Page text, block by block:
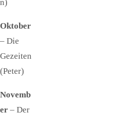
n)
Oktober
– Die
Gezeiten
(Peter)
Novemb
er – Der